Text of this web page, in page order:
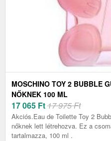
MOSCHINO TOY 2 BUBBLE
NŐKNEK 100 ML
17 065 Ft17 975 Ft
Akciós.Eau de Toilette Toy 2
nőknek lett létrehozva. Ez a
tartalmazza, 100 ml .